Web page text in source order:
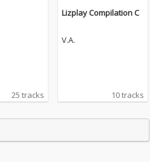
25 tracks
Lizplay Compilation C
V.A.
10 tracks